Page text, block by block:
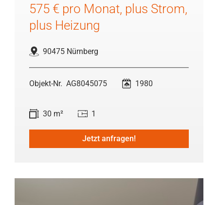
575 € pro Monat, plus Strom,
plus Heizung
90475 Nürnberg
AG8045075 1980
30 m² 1
Jetzt anfragen!